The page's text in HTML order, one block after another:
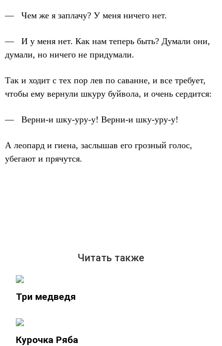
— Чем же я заплачу? У меня ничего нет.
— И у меня нет. Как нам теперь быть? Думали они,
думали, но ничего не придумали.
Так и ходит с тех пор лев по саванне, и все требует,
чтобы ему вернули шкуру буйвола, и очень сердится:
— Верни-и шку-уру-у! Верни-и шку-уру-у!
А леопард и гиена, заслышав его грозный голос,
убегают и прячутся.
Читать также
Три медведя
Курочка Ряба